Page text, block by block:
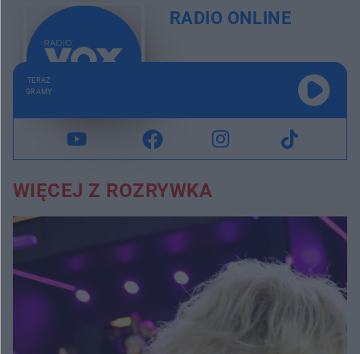
RADIO ONLINE
TERAZ
GRAMY
WIĘCEJ Z ROZRYWKA